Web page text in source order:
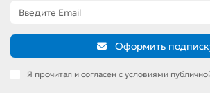
Оформить
Я прочитал и согласен с условиями